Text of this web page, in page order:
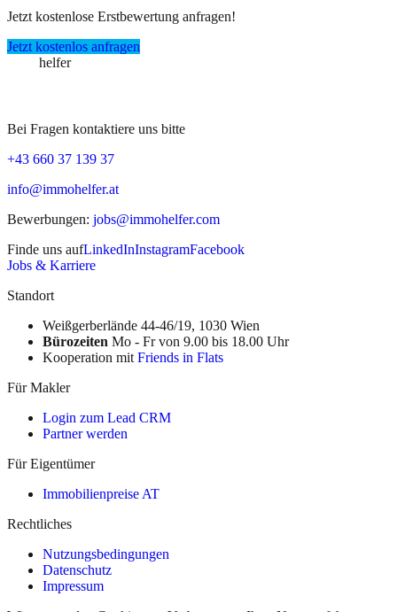
Jetzt kostenlose Erstbewertung anfragen!
Jetzt kostenlos anfragen
helfer
Bei Fragen kontaktiere uns bitte
+43 660 37 139 37
info@immohelfer.at
Bewerbungen: jobs@immohelfer.com
Finde uns aufLinkedInInstagramFacebook
Jobs & Karriere
Standort
Weißgerberlände 44-46/19, 1030 Wien
Bürozeiten Mo - Fr von 9.00 bis 18.00 Uhr
Kooperation mit Friends in Flats
Für Makler
Login zum Lead CRM
Partner werden
Für Eigentümer
Immobilienpreise AT
Rechtliches
Nutzungsbedingungen
Datenschutz
Impressum